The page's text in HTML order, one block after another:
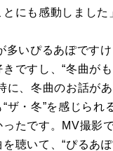
にも感動しました
多いぴるあぽです
ですし、“冬曲が
に、冬曲のお話が
ザ・冬”を感じられ
たです。 MV撮影
聴いて、“ぴるあ